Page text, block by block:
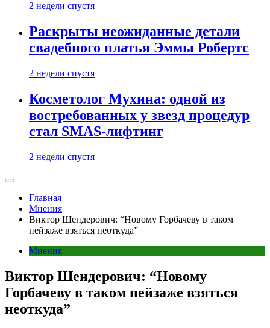
2 недели спустя
Раскрыты неожиданные детали
свадебного платья Эммы Робертс
2 недели спустя
Косметолог Мухина: одной из
востребованных у звезд процедур
стал SMAS-лифтинг
2 недели спустя
Главная
Мнения
Виктор Шендерович: “Новому Горбачеву в таком
пейзаже взяться неоткуда”
Мнения
Виктор Шендерович: “Новому
Горбачеву в таком пейзаже взяться
неоткуда”